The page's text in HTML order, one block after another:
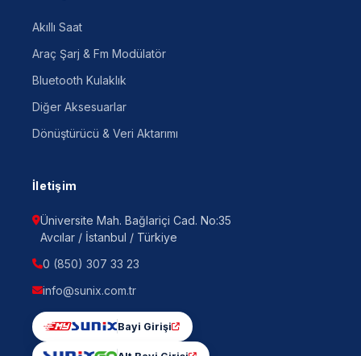
Akıllı Saat
Araç Şarj & Fm Modülatör
Bluetooth Kulaklık
Diğer Aksesuarlar
Dönüştürücü & Veri Aktarımı
İletişim
Üniversite Mah. Bağlariçi Cad. No:35
Avcılar / İstanbul / Türkiye
0 (850) 307 33 23
info@sunix.com.tr
Bayi Girişi